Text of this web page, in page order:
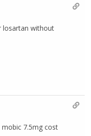
mobic 7.5mg cost